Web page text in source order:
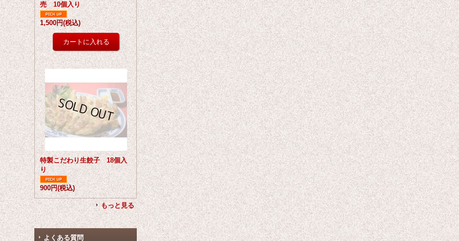
売 10個入り
1,500円(税込)
特製こだわり生餃子 18個入
り
900円(税込)
もっと見る
よくある質問